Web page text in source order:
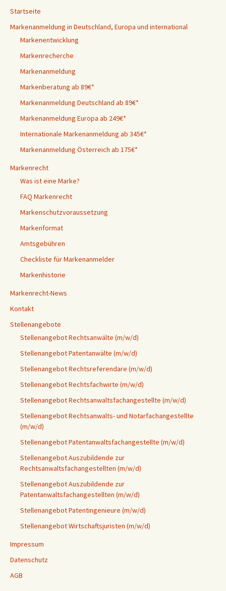
Startseite
Markenanmeldung in Deutschland, Europa und international
Markenentwicklung
Markenrecherche
Markenanmeldung
Markenberatung ab 89€*
Markenanmeldung Deutschland ab 89€*
Markenanmeldung Europa ab 249€*
Internationale Markenanmeldung ab 345€*
Markenanmeldung Österreich ab 175€*
Markenrecht
Was ist eine Marke?
FAQ Markenrecht
Markenschutzvoraussetzung
Markenformat
Amtsgebühren
Checkliste für Markenanmelder
Markenhistorie
Markenrecht-News
Kontakt
Stellenangebote
Stellenangebot Rechtsanwälte (m/w/d)
Stellenangebot Patentanwälte (m/w/d)
Stellenangebot Rechtsreferendare (m/w/d)
Stellenangebot Rechtsfachwirte (m/w/d)
Stellenangebot Rechtsanwaltsfachangestellte (m/w/d)
Stellenangebot Rechtsanwalts- und Notarfachangestellte
(m/w/d)
Stellenangebot Patentanwaltsfachangestellte (m/w/d)
Stellenangebot Auszubildende zur
Rechtsanwaltsfachangestellten (m/w/d)
Stellenangebot Auszubildende zur
Patentanwaltsfachangestellten (m/w/d)
Stellenangebot Patentingenieure (m/w/d)
Stellenangebot Wirtschaftsjuristen (m/w/d)
Impressum
Datenschutz
AGB